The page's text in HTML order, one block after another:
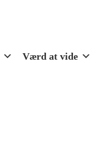
Værd at vide